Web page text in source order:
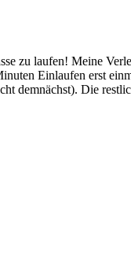
zu laufen! Meine
Einlaufen erst
demnächst). Die